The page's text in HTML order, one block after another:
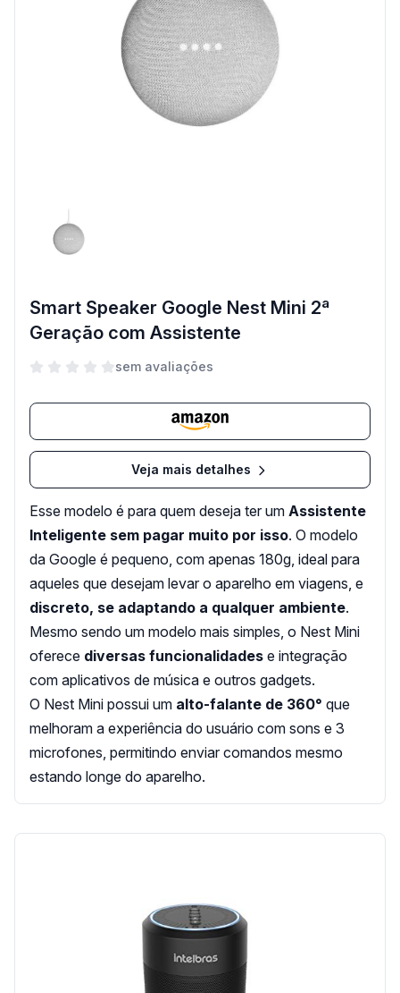
Smart Speaker Google Nest Mini 2ª
Geração com Assistente
sem avaliações
Veja mais detalhes
Esse modelo é para quem deseja ter um Assistente
Inteligente sem pagar muito por isso. O modelo
da Google é pequeno, com apenas 180g, ideal para
aqueles que desejam levar o aparelho em viagens, e
discreto, se adaptando a qualquer ambiente.
Mesmo sendo um modelo mais simples, o Nest Mini
oferece diversas funcionalidades e integração
com aplicativos de música e outros gadgets.
O Nest Mini possui um alto-falante de 360° que
melhoram a experiência do usuário com sons e 3
microfones, permitindo enviar comandos mesmo
estando longe do aparelho.